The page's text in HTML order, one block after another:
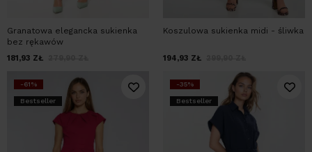
Granatowa elegancka sukienka
bez rękawów
181,93 ZŁ
Koszulowa sukienka midi - śliwka
194,93 ZŁ
-61%
Bestseller
-35%
Bestseller